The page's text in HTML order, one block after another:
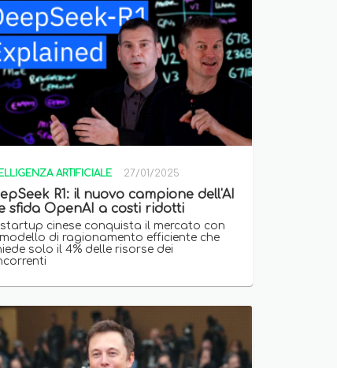
ARTIFICIALE 27/01/2025
R1: il nuovo campione dell'AI
sfida OpenAI a costi ridotti
startup cinese conquista il mercato con
di ragionamento efficiente che
solo il 4% delle risorse dei